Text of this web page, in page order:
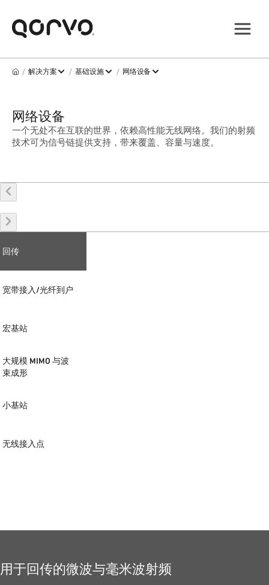
/ 解决方案 / 基础设施 / 网络设备
网络设备
一个无处不在互联的世界，依赖高性能无线网络。我们的射频
技术可为信号链提供支持，带来覆盖、容量与速度。
回传
宽带接入/光纤到户
宏基站
大规模 MIMO 与波
束成形
小基站
无线接入点
用于回传的微波与毫米波射频